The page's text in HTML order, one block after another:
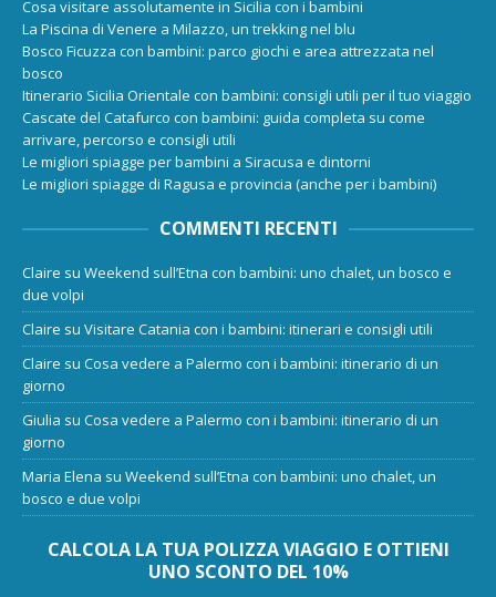
Cosa visitare assolutamente in Sicilia con i bambini
La Piscina di Venere a Milazzo, un trekking nel blu
Bosco Ficuzza con bambini: parco giochi e area attrezzata nel
bosco
Itinerario Sicilia Orientale con bambini: consigli utili per il tuo viaggio
Cascate del Catafurco con bambini: guida completa su come
arrivare, percorso e consigli utili
Le migliori spiagge per bambini a Siracusa e dintorni
Le migliori spiagge di Ragusa e provincia (anche per i bambini)
COMMENTI RECENTI
Claire su Weekend sull’Etna con bambini: uno chalet, un bosco e
due volpi
Claire su Visitare Catania con i bambini: itinerari e consigli utili
Claire su Cosa vedere a Palermo con i bambini: itinerario di un
giorno
Giulia su Cosa vedere a Palermo con i bambini: itinerario di un
giorno
Maria Elena su Weekend sull’Etna con bambini: uno chalet, un
bosco e due volpi
CALCOLA LA TUA POLIZZA VIAGGIO E OTTIENI
UNO SCONTO DEL 10%